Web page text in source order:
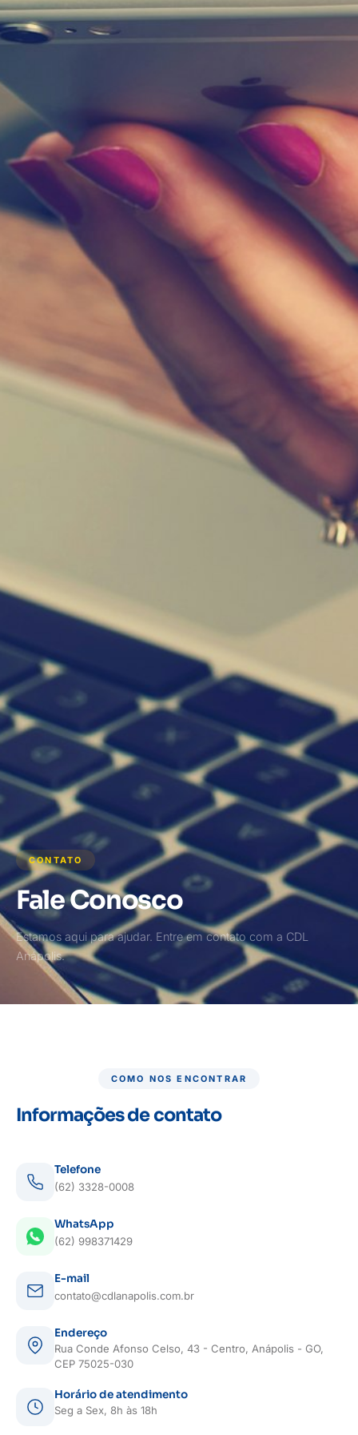
CONTATO
Fale Conosco
Estamos aqui para ajudar. Entre em contato com a CDL
Anápolis.
COMO NOS ENCONTRAR
Informações de contato
Telefone
(62) 3328-0008
WhatsApp
(62) 998371429
E-mail
contato@cdlanapolis.com.br
Endereço
Rua Conde Afonso Celso, 43 - Centro, Anápolis - GO,
CEP 75025-030
Horário de atendimento
Seg a Sex, 8h às 18h